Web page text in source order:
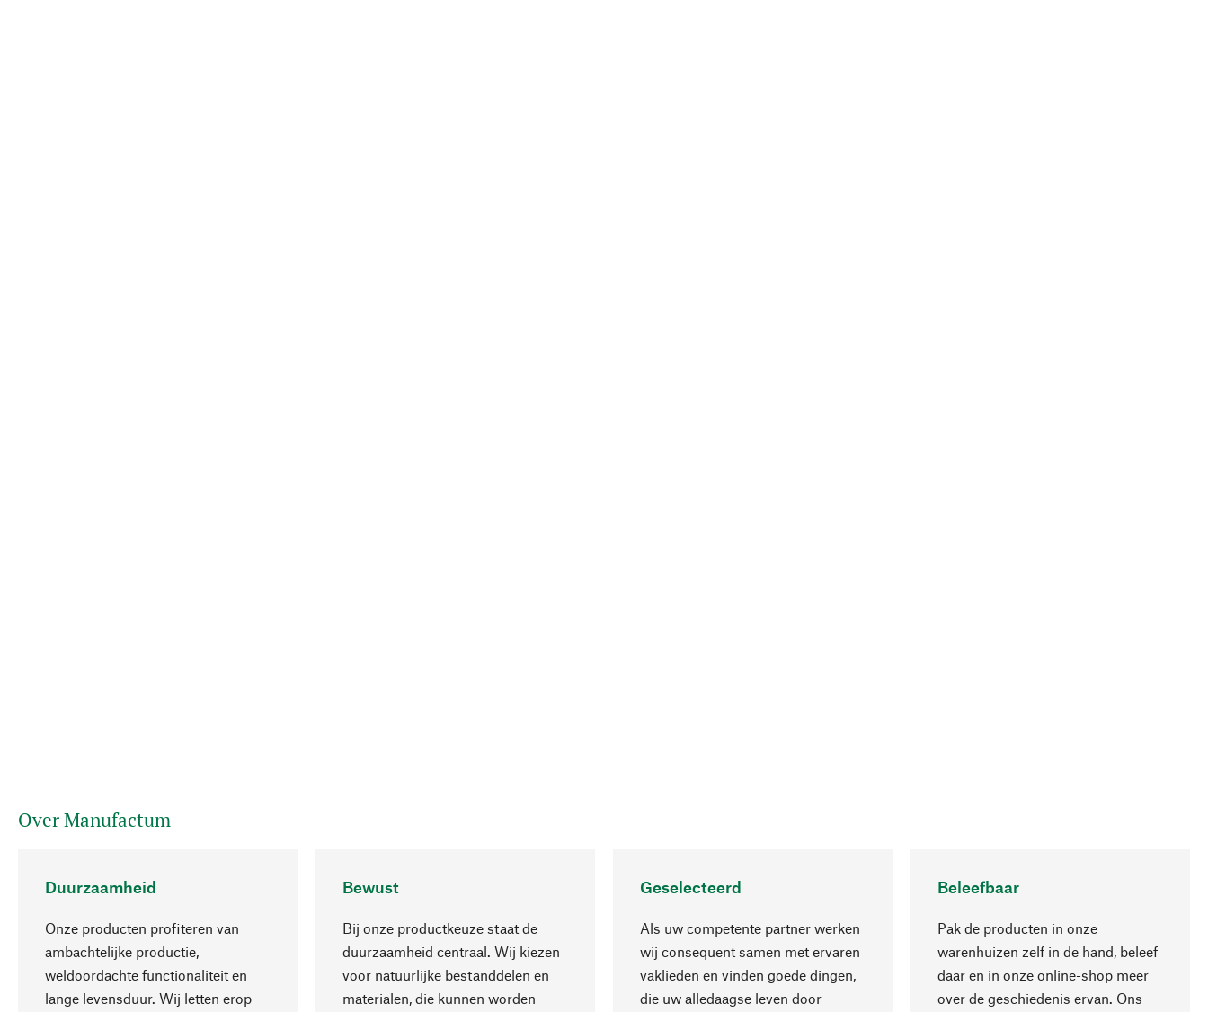
Over Manufactum
Duurzaamheid
Onze producten profiteren van
ambachtelijke productie,
weldoordachte functionaliteit en
lange levensduur. Wij letten erop
Bewust
Bij onze productkeuze staat de
duurzaamheid centraal. Wij kiezen
voor natuurlijke bestanddelen en
materialen, die kunnen worden
Geselecteerd
Als uw competente partner werken
wij consequent samen met ervaren
vaklieden en vinden goede dingen,
die uw alledaagse leven door
Beleefbaar
Pak de producten in onze
warenhuizen zelf in de hand, beleef
daar en in onze online-shop meer
over de geschiedenis ervan. Ons
Naar boven